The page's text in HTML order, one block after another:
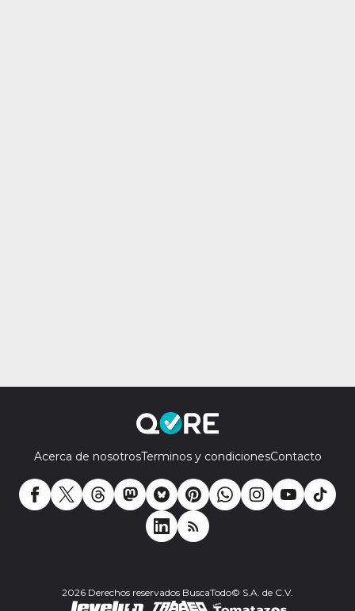
Acerca de nosotrosTerminos y condicionesContacto
2026 Derechos reservados BuscaTodo© S.A. de C.V.